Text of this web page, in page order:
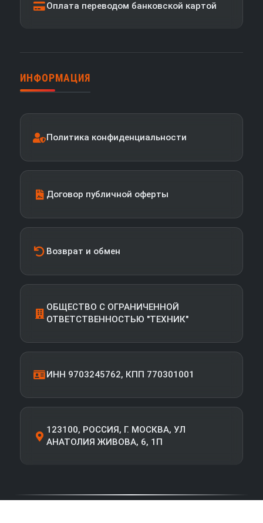
Оплата переводом банковской картой
ИНФОРМАЦИЯ
Политика конфиденциальности
Договор публичной оферты
Возврат и обмен
ОБЩЕСТВО С ОГРАНИЧЕННОЙ
ОТВЕТСТВЕННОСТЬЮ "ТЕХНИК"
ИНН 9703245762, КПП 770301001
123100, РОССИЯ, Г. МОСКВА, УЛ
АНАТОЛИЯ ЖИВОВА, 6, 1П